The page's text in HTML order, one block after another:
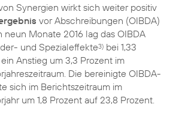
Synergien wirkt sich weiter positiv
vor Abschreibungen (OIBDA)
neun Monate 2016 lag das OIBDA
und Spezialeffekte3) bei 1,33
Anstieg um 3,3 Prozent im
Die bereinigte OIBDA-
sich im Berichtszeitraum im
um 1,8 Prozent auf 23,8 Prozent.